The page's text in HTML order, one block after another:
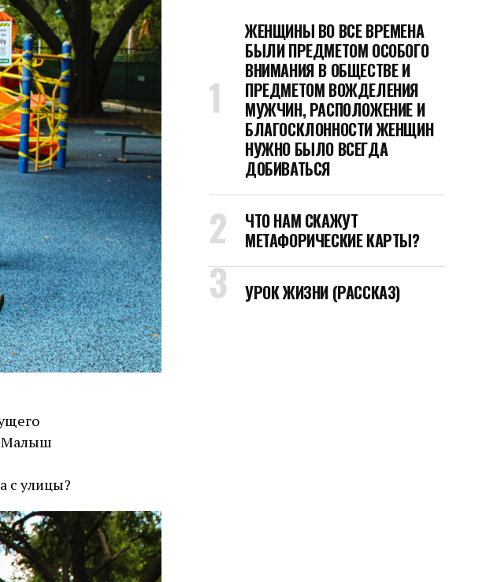
Малыш
с улицы?
ЖЕНЩИНЫ ВО ВСЕ ВРЕМЕНА
БЫЛИ ПРЕДМЕТОМ ОСОБОГО
ВНИМАНИЯ В ОБЩЕСТВЕ И
ПРЕДМЕТОМ ВОЖДЕЛЕНИЯ
МУЖЧИН, РАСПОЛОЖЕНИЕ И
БЛАГОСКЛОННОСТИ ЖЕНЩИН
НУЖНО БЫЛО ВСЕГДА
ДОБИВАТЬСЯ
ЧТО НАМ СКАЖУТ
МЕТАФОРИЧЕСКИЕ КАРТЫ?
УРОК ЖИЗНИ (РАССКАЗ)